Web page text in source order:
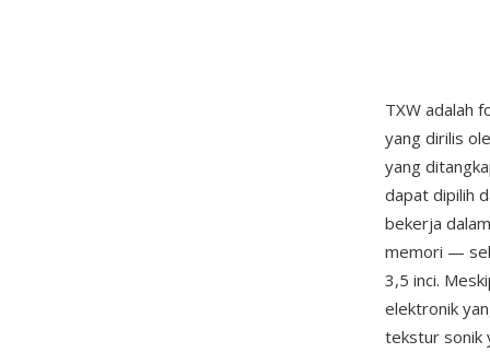
TXW adalah
yang dirilis
yang
dapat dipilih
bekerja
memori —
3,5 inci.
elektronik
tekstur sonik